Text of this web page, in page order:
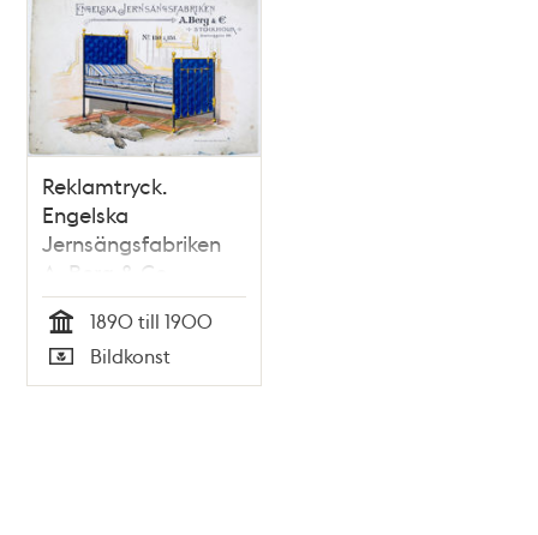
Reklamtryck.
Engelska
Jernsängsfabriken
A. Berg & Co
Tid
1890 till 1900
Typ
Bildkonst